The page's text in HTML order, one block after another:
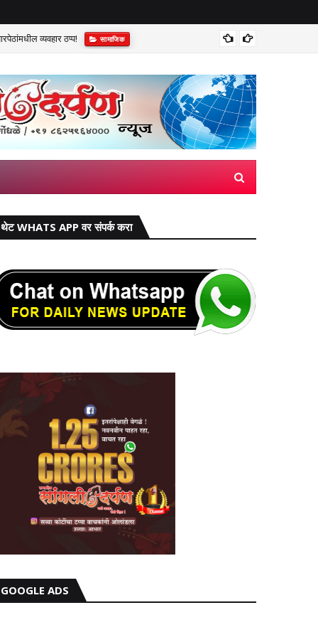
व्यवहार ठप्प!​ सामाजिक
थेट WHATS APP वर संपर्क करा
GOOGLE ADS